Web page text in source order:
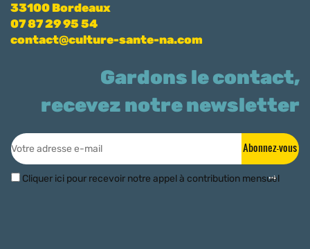
33100 Bordeaux
07 87 29 95 54
contact@culture-sante-na.com
Gardons le contact,
recevez notre newsletter
Abonnez-vous
Cliquer ici pour recevoir notre appel à contribution mensuel